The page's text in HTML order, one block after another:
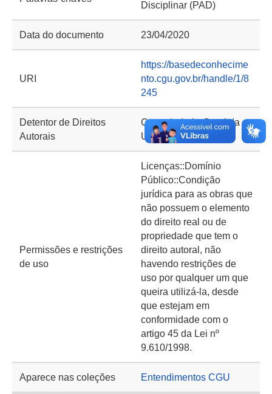
Disciplinar (PAD)
Data do documento 23/04/2020
URI
https://basedeconhecime
nto.cgu.gov.br/handle/1/8
245
Detentor de Direitos
Autorais
Controladoria-Geral da
União (CGU)
Permissões e restrições
de uso
Licenças::Domínio
Público::Condição
jurídica para as obras que
não possuem o elemento
do direito real ou de
propriedade que tem o
direito autoral, não
havendo restrições de
uso por qualquer um que
queira utilizá-la, desde
que estejam em
conformidade com o
artigo 45 da Lei nº
9.610/1998.
Aparece nas coleções Entendimentos CGU